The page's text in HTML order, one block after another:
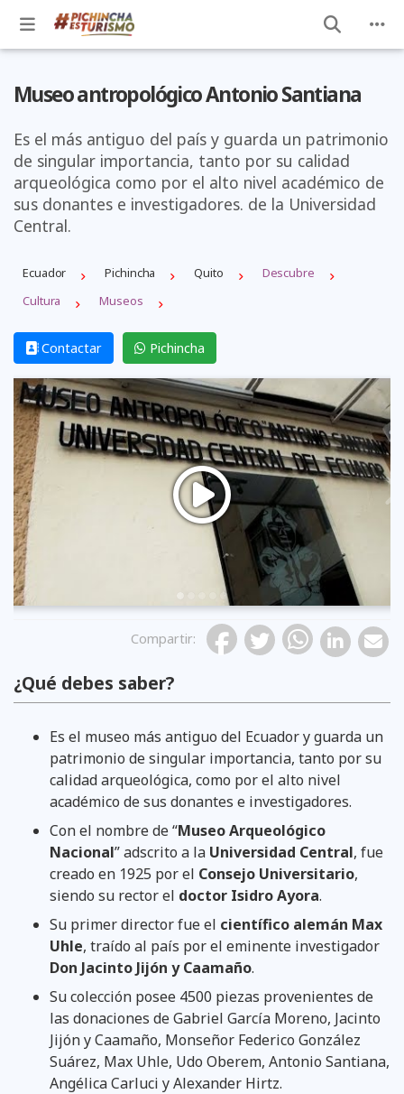
Museo antropológico Antonio Santiana
Es el más antiguo del país y guarda un patrimonio
de singular importancia, tanto por su calidad
arqueológica como por el alto nivel académico de
sus donantes e investigadores. de la Universidad
Central.
Ecuador Pichincha Quito
Descubre
Cultura
Museos
Contactar Pichincha
Compartir:
¿Qué debes saber?
Es el museo más antiguo del Ecuador y guarda un
patrimonio de singular importancia, tanto por su
calidad arqueológica, como por el alto nivel
académico de sus donantes e investigadores.
Con el nombre de “Museo Arqueológico
Nacional” adscrito a la Universidad Central, fue
creado en 1925 por el Consejo Universitario,
siendo su rector el doctor Isidro Ayora.
Su primer director fue el científico alemán Max
Uhle, traído al país por el eminente investigador
Don Jacinto Jijón y Caamaño.
Su colección posee 4500 piezas provenientes de
las donaciones de Gabriel García Moreno, Jacinto
Jijón y Caamaño, Monseñor Federico González
Suárez, Max Uhle, Udo Oberem, Antonio Santiana,
Angélica Carluci y Alexander Hirtz.